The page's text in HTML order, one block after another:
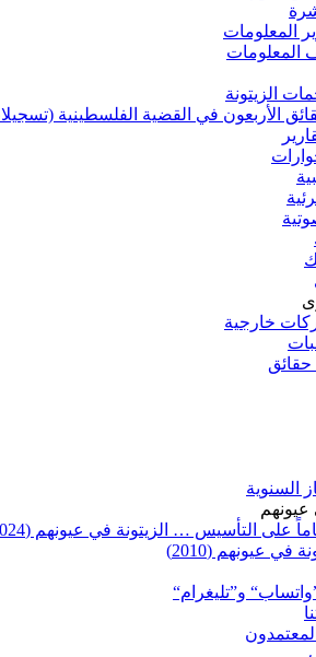
المعلومات
المعلومات
الزيتونة
الأربعون في القضية الفلسطينية
خارجية
السنوية
عيونهم
في عيونهم (2010)
و”تليغرام“